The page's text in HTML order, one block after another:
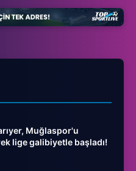
Muğlaspor'u
lige galibiyetle başladı!